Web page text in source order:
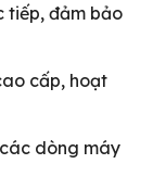
tiếp, đảm bảo
cấp, hoạt
dòng máy